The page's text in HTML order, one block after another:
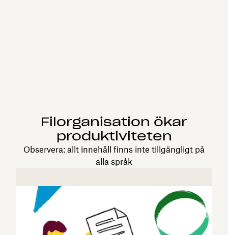
Filorganisation ökar
produktiviteten
Observera: allt innehåll finns inte tillgängligt på
alla språk